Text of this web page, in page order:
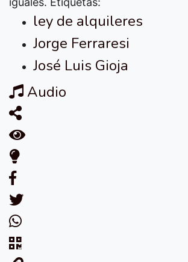
ley de alquileres
Jorge Ferraresi
José Luis Gioja
Audio